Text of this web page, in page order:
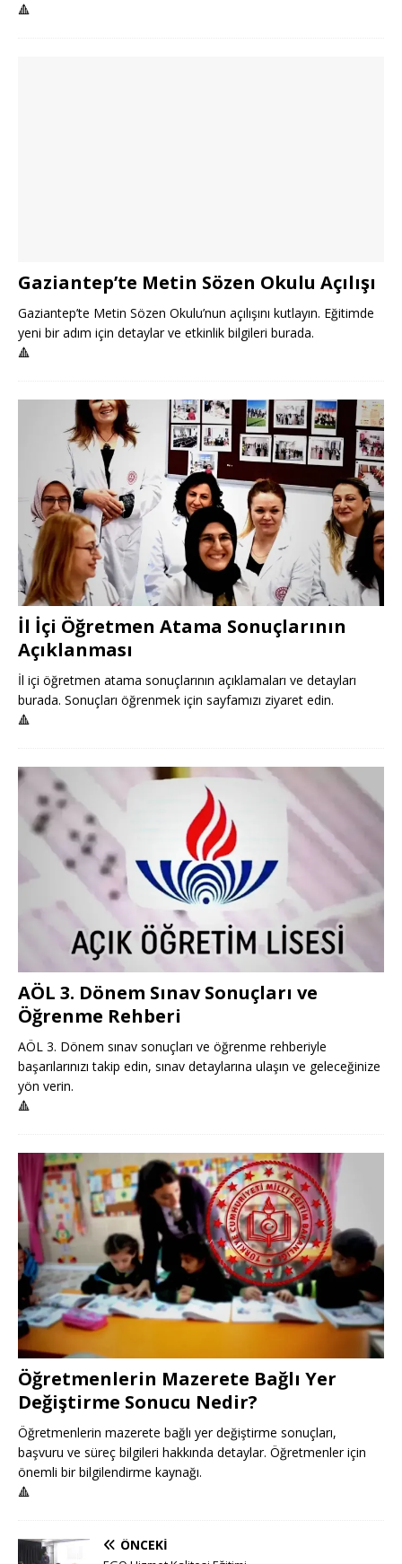
🔺
Gaziantep’te Metin Sözen Okulu Açılışı
Gaziantep’te Metin Sözen Okulu’nun açılışını kutlayın. Eğitimde
yeni bir adım için detaylar ve etkinlik bilgileri burada.
🔺
İl İçi Öğretmen Atama Sonuçlarının
Açıklanması
İl içi öğretmen atama sonuçlarının açıklamaları ve detayları
burada. Sonuçları öğrenmek için sayfamızı ziyaret edin.
🔺
AÖL 3. Dönem Sınav Sonuçları ve
Öğrenme Rehberi
AÖL 3. Dönem sınav sonuçları ve öğrenme rehberiyle
başarılarınızı takip edin, sınav detaylarına ulaşın ve geleceğinize
yön verin.
🔺
Öğretmenlerin Mazerete Bağlı Yer
Değiştirme Sonucu Nedir?
Öğretmenlerin mazerete bağlı yer değiştirme sonuçları,
başvuru ve süreç bilgileri hakkında detaylar. Öğretmenler için
önemli bir bilgilendirme kaynağı.
🔺
ÖNCEKI